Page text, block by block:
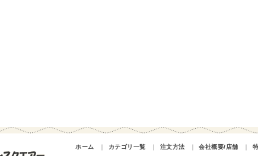
ホーム ｜ カテゴリ一覧 ｜ 注文方法 ｜ 会社概要/店舗 ｜